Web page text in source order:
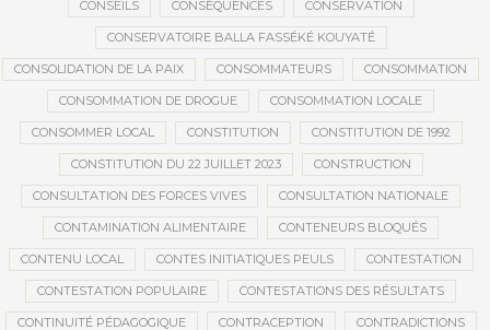
CONSEILS CONSÉQUENCES CONSERVATION
CONSERVATOIRE BALLA FASSÉKÉ KOUYATÉ
CONSOLIDATION DE LA PAIX CONSOMMATEURS CONSOMMATION
CONSOMMATION DE DROGUE CONSOMMATION LOCALE
CONSOMMER LOCAL CONSTITUTION CONSTITUTION DE 1992
CONSTITUTION DU 22 JUILLET 2023 CONSTRUCTION
CONSULTATION DES FORCES VIVES CONSULTATION NATIONALE
CONTAMINATION ALIMENTAIRE CONTENEURS BLOQUÉS
CONTENU LOCAL CONTES INITIATIQUES PEULS CONTESTATION
CONTESTATION POPULAIRE CONTESTATIONS DES RÉSULTATS
CONTINUITÉ PÉDAGOGIQUE CONTRACEPTION CONTRADICTIONS